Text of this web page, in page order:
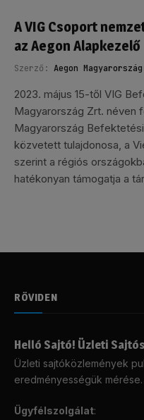
A VIG Csoport
az Aegon Alapkezelő
Szerző: Aegon
2023. május 15-től VIG
Magyarország Zrt. néven
Magyarország
közvetett tulajdonosa, a
szerint a régiós
hatékonyan támogatja a
RÖVIDEN
Helló Sajtó! Üzleti
Üzleti sajtóközlemények
eredményességük mérése.
Ügyfélszolgálat: